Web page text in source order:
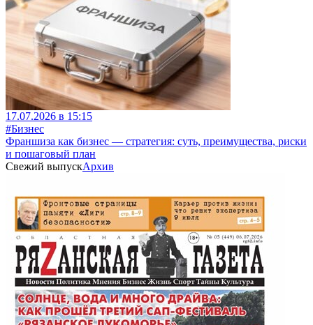
17.07.2026 в 15:15
#Бизнес
Франшиза как бизнес — стратегия: суть, преимущества, риски
и пошаговый план
Свежий выпускАрхив